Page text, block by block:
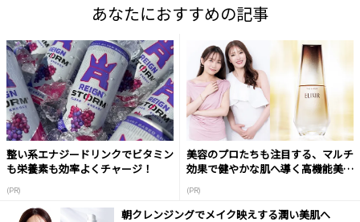
あなたにおすすめの記事
整い系エナジードリンクでビタミン
も栄養素も効率よくチャージ！
(PR)
美容のプロたちも注目する、マルチ
効果で健やかな肌へ導く高機能美容
(PR)
朝クレンジングでメイク映えする潤い美肌へ